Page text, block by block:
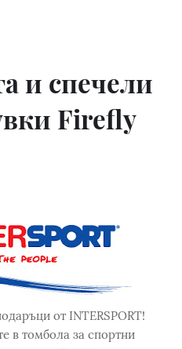
и спечели
Firefly
от INTERSPORT!
в томбола за спортни